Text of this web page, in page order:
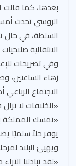
بعدها، كما قالت
الروسي تحدث
السلطة، في حال
الانتقالية
وفي تصريحات
زهاء الساعتين،
الاجتماع
«الخلافات لا
يوفر حلاً سلميًا
ويهيئ البلاد
«لقد تبادلنا